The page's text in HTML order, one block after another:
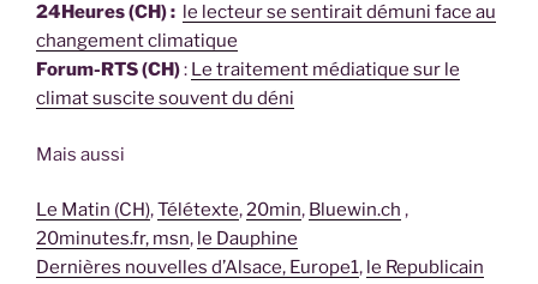
24Heures (CH) : le lecteur se sentirait démuni face au
changement climatique
Forum-RTS (CH): Le traitement médiatique sur le
climat suscite souvent du déni
Mais aussi
Le Matin (CH),Télétexte,20min, Bluewin.ch ,
20minutes.fr, msn, le Dauphine
Dernières nouvelles d’Alsace, Europe1, le Republicain